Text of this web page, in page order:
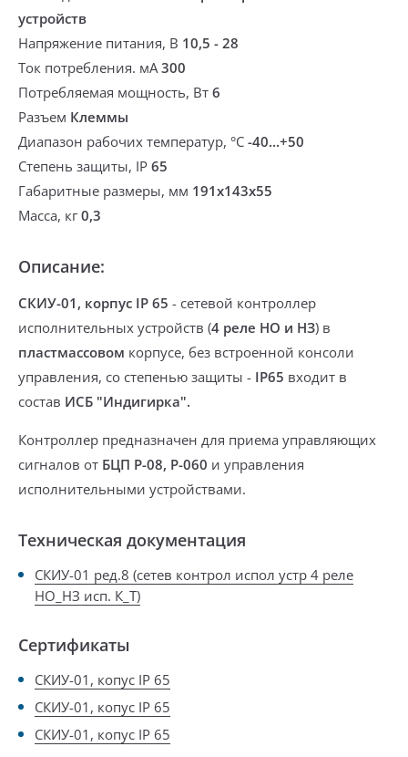
устройств
Напряжение питания, В 10,5 - 28
Ток потребления. мА300
Потребляемая мощность, Вт 6
Разъем Клеммы
Диапазон рабочих температур, °С -40...+50
Степень защиты, IP 65
Габаритные размеры, мм 191х143х55
Масса, кг0,3
Описание:
СКИУ-01, корпус IP 65 - сетевой контроллер
исполнительных устройств (4 реле НО и НЗ) в
пластмассовом корпусе, без встроенной консоли
управления, со степенью защиты - IP65 входит в
состав ИСБ "Индигирка".
Контроллер предназначен для приема управляющих
сигналов от БЦП Р-08, Р-060 и управления
исполнительными устройствами.
Техническая документация
СКИУ-01 ред.8 (сетев контрол испол устр 4 реле
НО_НЗ исп. К_Т)
Сертификаты
СКИУ-01, копус IP 65
СКИУ-01, копус IP 65
СКИУ-01, копус IP 65